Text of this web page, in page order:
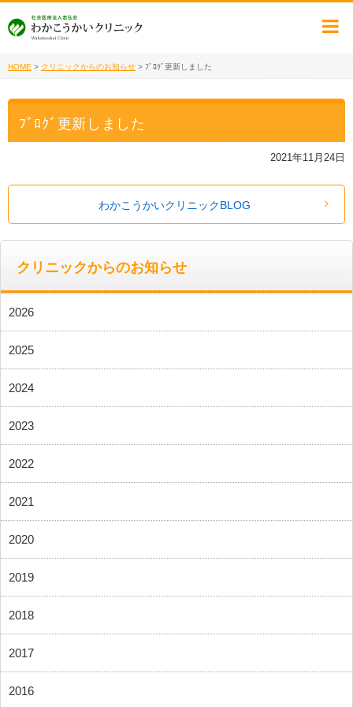
HOME > クリニックからのお知らせ > ﾌﾞﾛｸﾞ更新しました
ﾌﾞﾛｸﾞ更新しました
2021年11月24日
わかこうかいクリニックBLOG
クリニックからのお知らせ
2026
2025
2024
2023
2022
2021
2020
2019
2018
2017
2016